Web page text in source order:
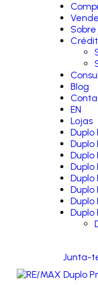
Sobre
Blog
EN
Lojas
Duplo
Duplo
Duplo
Duplo
Duplo
Duplo
Duplo
Duplo
Junta-